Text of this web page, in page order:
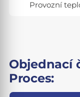
Provozní
Objednací
Proces: